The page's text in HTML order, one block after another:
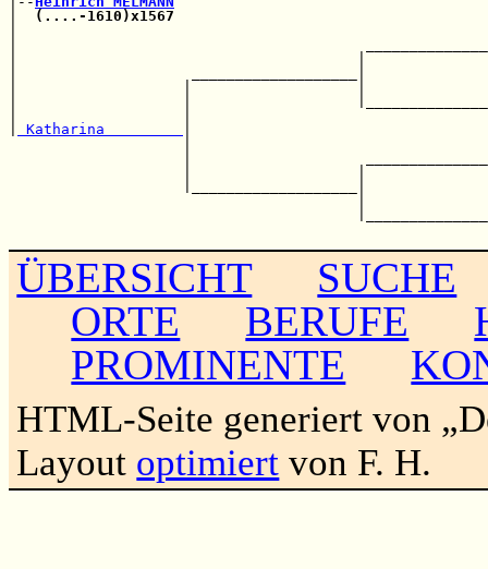
(....-1610)x1567
Katharina
ÜBERSICHT
SUCHE
ORTE
BERUFE
PROMINENTE
HTML-Seite generiert von
Layout optimiert von F. H.